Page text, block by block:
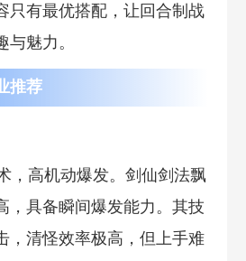
只有最优搭配，让回合制战
魅力。
推荐
，高机动爆发。剑仙剑法飘
，具备瞬间爆发能力。其技
，清怪效率极高，但上手难